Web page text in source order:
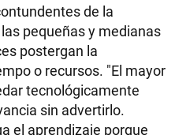
de la
pequeñas y medianas
postergan la
o recursos. "El mayor
tecnológicamente
sin advertirlo.
el aprendizaje porque